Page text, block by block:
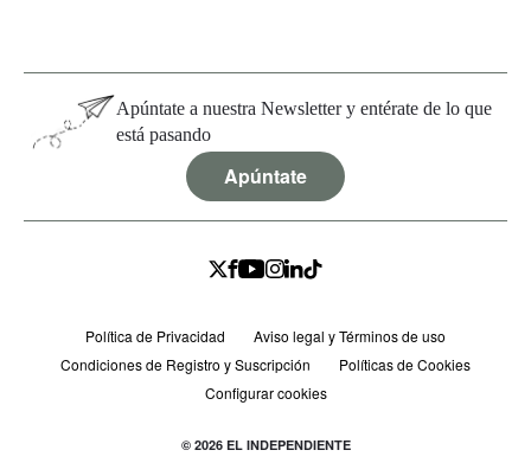
Apúntate a nuestra Newsletter y entérate de lo que
está pasando
Apúntate
Política de Privacidad
Aviso legal y Términos de uso
Condiciones de Registro y Suscripción
Políticas de Cookies
Configurar cookies
© 2026 EL INDEPENDIENTE